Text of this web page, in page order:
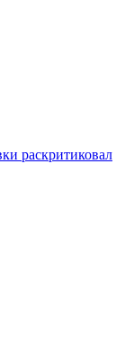
раскритиковал